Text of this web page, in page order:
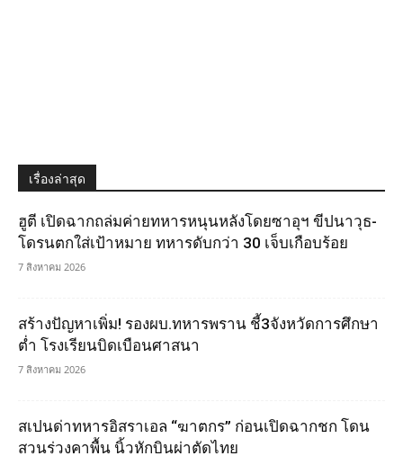
เรื่องล่าสุด
ฮูตี เปิดฉากถล่มค่ายทหารหนุนหลังโดยซาอุฯ ขีปนาวุธ-
โดรนตกใส่เป้าหมาย ทหารดับกว่า 30 เจ็บเกือบร้อย
7 สิงหาคม 2026
สร้างปัญหาเพิ่ม! รองผบ.ทหารพราน ชี้3จังหวัดการศึกษา
ต่ำ โรงเรียนบิดเบือนศาสนา
7 สิงหาคม 2026
สเปนด่าทหารอิสราเอล “ฆาตกร” ก่อนเปิดฉากชก โดน
สวนร่วงคาพื้น นิ้วหักบินผ่าตัดไทย